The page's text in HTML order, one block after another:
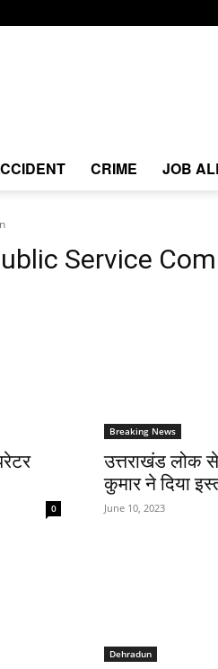
CRIME JOB
Service
0
Breaking News
उत्तराखंड लोक
कुमार ने दिया
June 10, 2023
Dehradun